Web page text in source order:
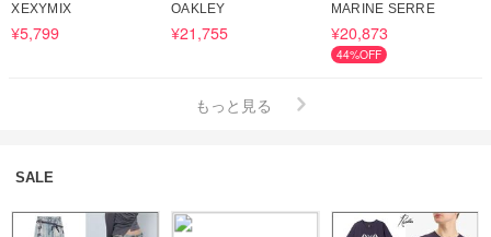
XEXYMIX
¥5,799
OAKLEY
¥21,755
MARINE SERRE
¥20,873
44%OFF
もっと見る
SALE